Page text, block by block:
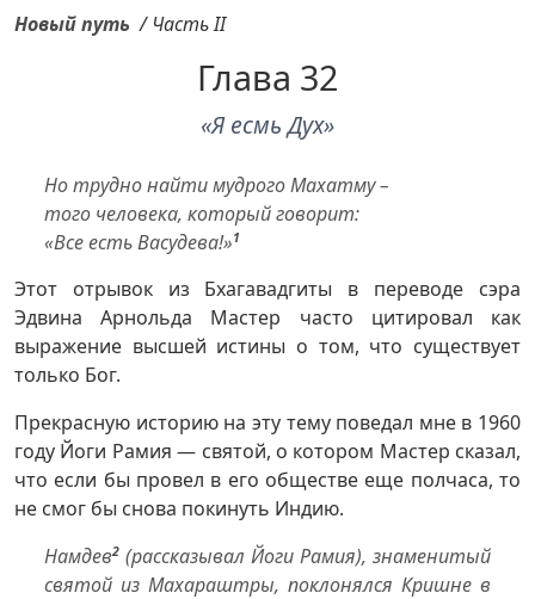
Новый путь / Часть II
Глава 32
«Я есмь Дух»
Но трудно найти мудрого Махатму –
того человека, который говорит:
«Все есть Васудева!»1
Этот отрывок из Бхагавадгиты в переводе сэра
Эдвина Арнольда Мастер часто цитировал как
выражение высшей истины о том, что существует
только Бог.
Прекрасную историю на эту тему поведал мне в 1960
году Йоги Рамия — святой, о котором Мастер сказал,
что если бы провел в его обществе еще полчаса, то
не смог бы снова покинуть Индию.
Намдев2 (рассказывал Йоги Рамия), знаменитый
святой из Махараштры, поклонялся Кришне в